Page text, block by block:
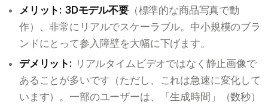
メリット: 3Dモデル不要（標準的な商品写真で動
作）、非常にリアルでスケーラブル。中小規模のブラ
ンドにとって参入障壁を大幅に下げます。
デメリット: リアルタイムビデオではなく静止画像で
あることが多いです（ただし、これは急速に変化して
います）。一部のユーザーは、「生成時間」（数秒）